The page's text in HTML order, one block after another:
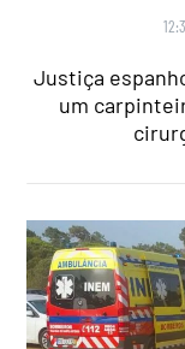
Justiça
um